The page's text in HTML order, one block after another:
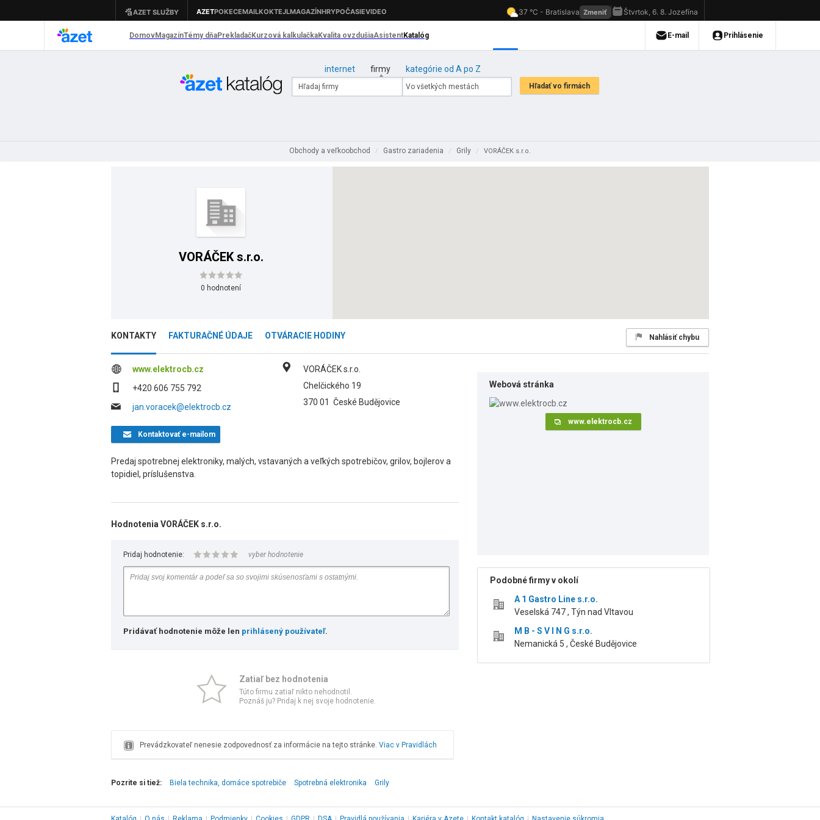
internet firmy kategórie od A po Z
Obchody a veľkoobchod / Gastro zariadenia / Grily / VORÁČEK s.r.o.
VORÁČEK s.r.o.
0 hodnotení
KONTAKTY FAKTURAČNÉ ÚDAJE OTVÁRACIE HODINY Nahlásiť chybu
www.elektrocb.cz
+420 606 755 792
jan.voracek@elektrocb.cz
VORÁČEK s.r.o.
Chelčického 19
370 01 České Budějovice
Kontaktovaťe-mailom
Predaj spotrebnej elektroniky, malých, vstavaných a veľkých spotrebičov, grilov, bojlerov a
topidiel, príslušenstva.
Hodnotenia VORÁČEK s.r.o.
Pridaj hodnotenie: vyber hodnotenie
Pridávať hodnotenie môže len prihlásený používateľ.
Zatiaľ bez hodnotenia
Túto firmu zatiaľ nikto nehodnotil.
Poznáš ju? Pridaj k nej svoje hodnotenie.
Prevádzkovateľ nenesie zodpovednosť za informácie na tejto stránke. Viac v Pravidlách
Webová stránka
www.elektrocb.cz
Podobné firmy v okolí
A 1 Gastro Line s.r.o.
Veselská 747 , Týn nad Vltavou
M B - S V I N G s.r.o.
Nemanická 5 , České Budějovice
Pozrite si tiež: Biela technika, domáce spotrebiče Spotrebná elektronika Grily